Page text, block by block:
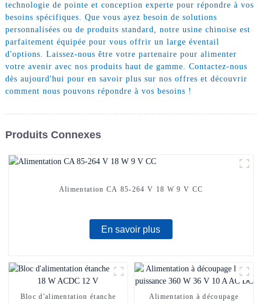
technologie de pointe et conception experte pour répondre à vos
besoins spécifiques. Que vous ayez besoin de solutions
personnalisées ou de produits standard, notre usine chinoise est
parfaitement équipée pour vous offrir un large éventail
d'options. Laissez-nous être votre partenaire pour alimenter
votre avenir avec nos produits haut de gamme. Contactez-nous
dès aujourd'hui pour en savoir plus sur nos offres et découvrir
comment nous pouvons répondre à vos besoins !
Produits Connexes
Alimentation CA 85-264 V 18 W 9 V CC
En savoir plus
Bloc d'alimentation étanche
Alimentation à découpage